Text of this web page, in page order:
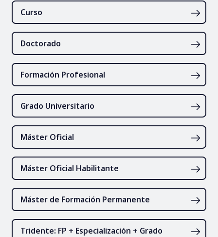
Curso
Doctorado
Formación Profesional
Grado Universitario
Máster Oficial
Máster Oficial Habilitante
Máster de Formación Permanente
Tridente: FP + Especialización + Grado